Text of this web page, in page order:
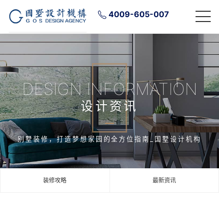
4009-605-007
DESIGN INFORMATION
设计资讯
别墅装修，打造梦想家园的全方位指南_国墅设计机构
装修攻略 最新资讯